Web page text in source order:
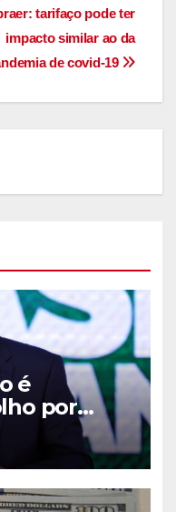
tarifaço pode ter
impacto similar ao da
de covid-19
é
por